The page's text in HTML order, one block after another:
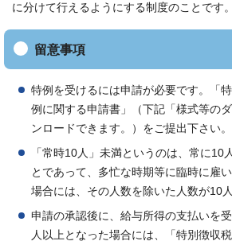
に分けて行えるようにする制度のことです。
留意事項
特例を受けるには申請が必要です。「
例に関する申請書」（下記「様式等の
ンロードできます。）をご提出下さい。
「常時10人」未満というのは、常に10
とであって、多忙な時期等に臨時に雇
場合には、その人数を除いた人数が10
申請の承認後に、給与所得の支払いを
人以上となった場合には、「特別徴収